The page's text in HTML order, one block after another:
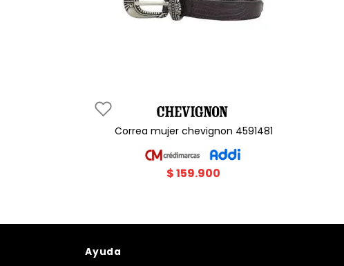
correa mujer chevignon 4591481
$159.900
Ayuda